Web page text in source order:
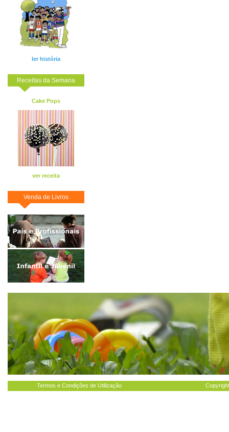
ler história
Receitas da Semana
Cake Pops
ver receita
Venda de Livros
Termos e Condições de Utilização